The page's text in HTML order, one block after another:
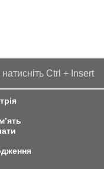
Ctrl + Insert